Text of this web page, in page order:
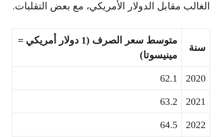
الغالب مقابل الدولار الأمريكي، مع بعض التقلبات.
سنة
متوسط سعر الصرف (1 دولار أمريكي =
مينيسوتا)
2020
62.1
2021
63.2
2022
64.5